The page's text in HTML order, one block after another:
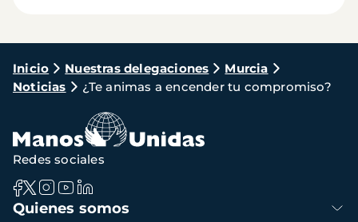
Ruta
de
navegación
Inicio Nuestras delegaciones
Murcia
Noticias
¿Te animas a encender tu compromiso?
Navegación
Quienes somos
Redes sociales